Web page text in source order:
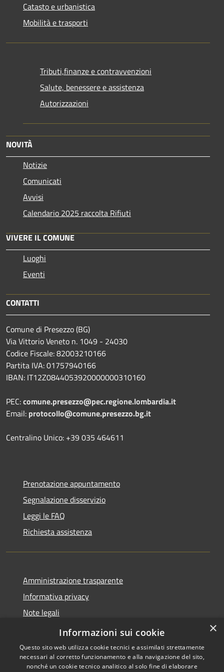
Catasto e urbanistica
Mobilità e trasporti
Tributi,finanze e contravvenzioni
Salute, benessere e assistenza
Autorizzazioni
NOVITÀ
Notizie
Comunicati
Avvisi
Calendario 2025 raccolta Rifiuti
VIVERE IL COMUNE
Luoghi
Eventi
CONTATTI
Comune di Presezzo (BG)
Via Vittorio Veneto n. 1049 - 24030
Codice Fiscale: 82003210166
Partita IVA: 01757940166
IBAN: IT12Z0844053920000000310160
PEC:comune.presezzo@pec.regione.lombardia.it
Email: protocollo@comune.presezzo.bg.it
Centralino Unico: +39 035 464611
Prenotazione appuntamento
Segnalazione disservizio
Leggi le FAQ
Richiesta assistenza
Amministrazione trasparente
Informativa privacy
Note legali
Dichiarazione di accessibilità
×
Informazioni sui cookie
Questo sito web utilizza cookie tecnici e assimilati strettamente
necessari al corretto funzionamento e alla navigazione del sito,
nonché un cookie tecnico analitico al solo fine di elaborare